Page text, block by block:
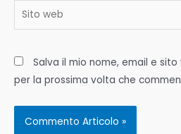
Sito
web
Salva il mio nome, email e
per la prossima volta che